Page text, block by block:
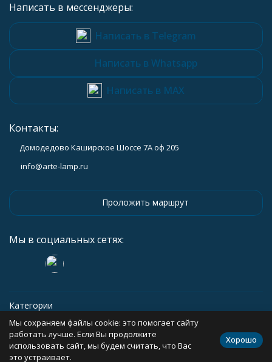
Написать в мессенджеры:
Написать в Telegram
Написать в Whatsapp
Написать в MAX
Контакты:
Домодедово Каширское Шоссе 7А оф 205
info@arte-lamp.ru
Проложить маршрут
Мы в социальных сетях:
Категории
Информация
Мы сохраняем файлы cookie: это помогает сайту
работать лучше. Если Вы продолжите
использовать сайт, мы будем считать, что Вас
это устраивает.
Хорошо